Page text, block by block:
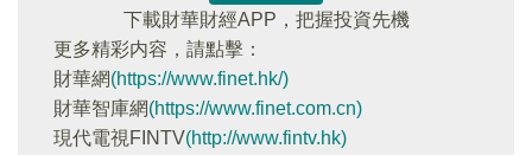
下載財華財經APP，把握投資先機
更多精彩内容，請點擊：
財華網(https://www.finet.hk/)
財華智庫網(https://www.finet.com.cn)
現代電視FINTV(http://www.fintv.hk)